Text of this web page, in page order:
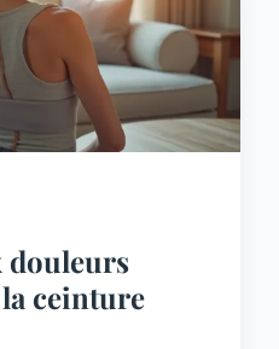
douleurs
ceinture